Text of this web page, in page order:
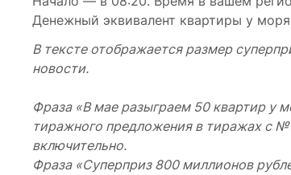
Денежный эквивалент квартиры у
В тексте отображается размер
новости.
Фраза «В мае разыграем 50 квартир у
тиражного предложения в тиражах с
включительно.
Фраза «Суперприз 800 миллионов